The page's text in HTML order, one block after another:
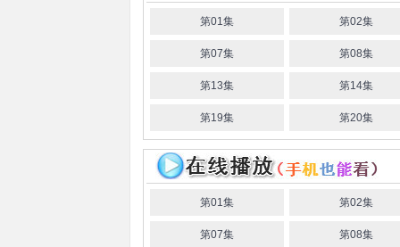
第01集 第02集
第07集 第08集
第13集 第14集
第19集 第20集
第01集 第02集
第07集 第08集